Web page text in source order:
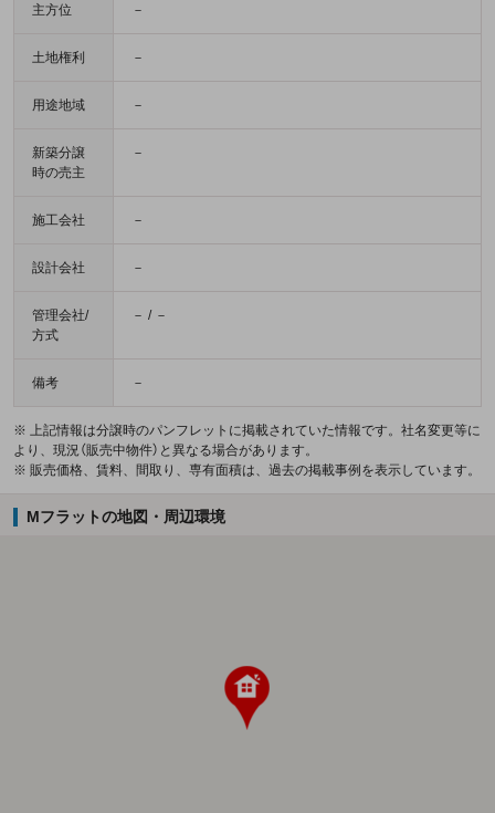
主方位 －
土地権利 －
用途地域 －
新築分譲
時の売主
－
施工会社 －
設計会社 －
管理会社/
方式
－ / －
備考 －
※ 上記情報は分譲時のパンフレットに掲載されていた情報です。社名変更等に
より、現況（販売中物件）と異なる場合があります。
※ 販売価格、賃料、間取り、専有面積は、過去の掲載事例を表示しています。
Mフラットの地図・周辺環境